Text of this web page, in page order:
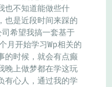
也不知道能做些什
也是近段时间来踩的
希望我搞一套基于
月开始学习Wp相关的
的时候，就会有点癫
晚上做梦都在学这玩
有心人，通过我的学